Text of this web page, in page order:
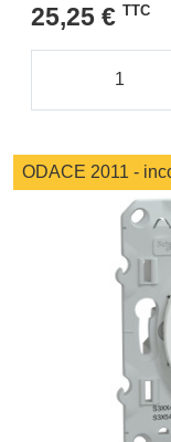
25,25 € TTC
ODACE 2011 -